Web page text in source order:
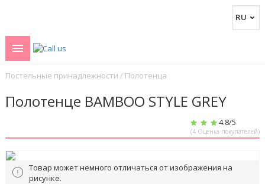
Постельные принадлежности / Полотенца
Полотенце BAMBOO STYLE GREY
4.8/5
(4 Оценка покупателей)
Товар может немного отличаться от изображения на
рисунке.